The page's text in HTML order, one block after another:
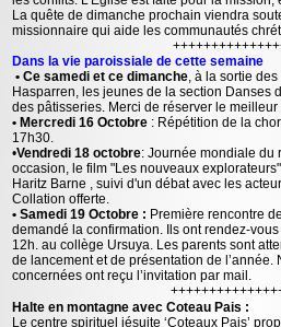
La quête de dimanche prochain viendra
missionnaire qui aide les communautés
Dans la vie paroissiale de cette semaine
• Ce samedi et ce dimanche , à la sortie
Hasparren, les jeunes de la section Danses
des pâtisseries. Merci de réserver le
• Mercredi 16 Octobre : Répétition de la
17h30.
•Vendredi 18 octobre: Journée mondiale du
occasion, le film "Les nouveaux
Haritz Barne , suivi d'un débat avec les
Collation offerte.
• Samedi 19 Octobre : Première rencontre
demandé la confirmation. Ils ont rendez-
12h. au collège Ursuya. Les parents sont
de lancement et de présentation de
concernées ont reçu l’invitation par mail.
Halte en montagne avec Coteau Pais :
Le centre spirituel jésuite ‘Coteaux Pais’